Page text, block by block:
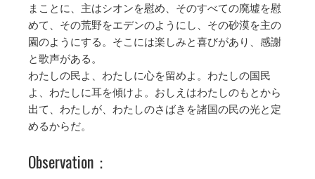
まことに、主はシオンを慰め、そのすべての廃墟を慰
めて、その荒野をエデンのようにし、その砂漠を主の
園のようにする。そこには楽しみと喜びがあり、感謝
と歌声がある。
わたしの民よ、わたしに心を留めよ。わたしの国民
よ、わたしに耳を傾けよ。おしえはわたしのもとから
出て、わたしが、わたしのさばきを諸国の民の光と定
めるからだ。
Observation：